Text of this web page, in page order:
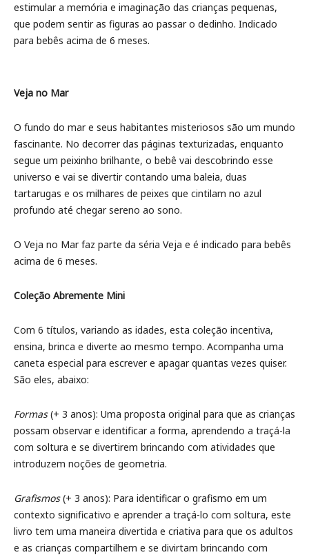
estimular a memória e imaginação das crianças pequenas,
que podem sentir as figuras ao passar o dedinho. Indicado
para bebês acima de 6 meses.
Veja no Mar
O fundo do mar e seus habitantes misteriosos são um mundo
fascinante. No decorrer das páginas texturizadas, enquanto
segue um peixinho brilhante, o bebê vai descobrindo esse
universo e vai se divertir contando uma baleia, duas
tartarugas e os milhares de peixes que cintilam no azul
profundo até chegar sereno ao sono.
O Veja no Mar faz parte da séria Veja e é indicado para bebês
acima de 6 meses.
Coleção Abremente Mini
Com 6 títulos, variando as idades, esta coleção incentiva,
ensina, brinca e diverte ao mesmo tempo. Acompanha uma
caneta especial para escrever e apagar quantas vezes quiser.
São eles, abaixo:
Formas(+ 3 anos): Uma proposta original para que as crianças
possam observar e identificar a forma, aprendendo a traçá-la
com soltura e se divertirem brincando com atividades que
introduzem noções de geometria.
Grafismos(+ 3 anos): Para identificar o grafismo em um
contexto significativo e aprender a traçá-lo com soltura, este
livro tem uma maneira divertida e criativa para que os adultos
e as crianças compartilhem e se divirtam brincando com